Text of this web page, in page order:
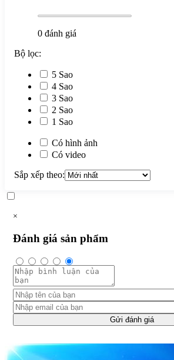
0 đánh giá
Bộ lọc:
5 Sao
4 Sao
3 Sao
2 Sao
1 Sao
Có hình ảnh
Có video
Sắp xếp theo:
×
Đánh giá sản phẩm
Gửi đánh giá